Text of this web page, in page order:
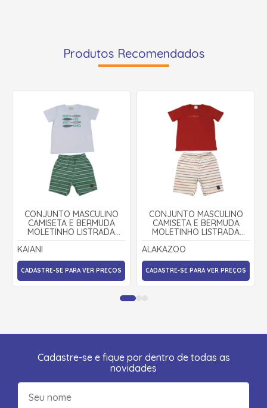
Produtos Recomendados
CONJUNTO MASCULINO
CAMISETA E BERMUDA
MOLETINHO LISTRADA
11930 - KAIANI
KAIANI
CADASTRE-SE PARA VER PREÇOS
CONJUNTO MASCULINO
CAMISETA E BERMUDA
MOLETINHO LISTRADA
19346 - ALAKAZOO
ALAKAZOO
CADASTRE-SE PARA VER PREÇOS
Cadastre-se e fique por dentro de todas as
novidades